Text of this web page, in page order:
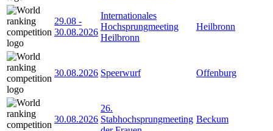
29.08 -
30.08.2026
Internationales
Hochsprungmeeting
Heilbronn
Heilbronn
30.08.2026 Speerwurf Offenburg
30.08.2026
26.
Stabhochsprungmeeting Beckum